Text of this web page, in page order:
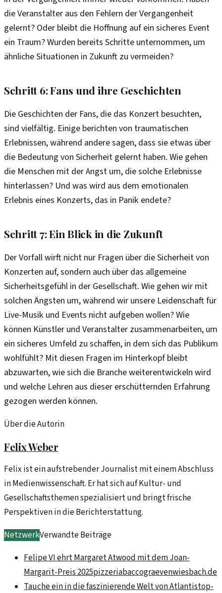
die Veranstalter aus den Fehlern der Vergangenheit
gelernt? Oder bleibt die Hoffnung auf ein sicheres Event
ein Traum? Wurden bereits Schritte unternommen, um
ähnliche Situationen in Zukunft zu vermeiden?
Schritt 6: Fans und ihre Geschichten
Die Geschichten der Fans, die das Konzert besuchten,
sind vielfältig. Einige berichten von traumatischen
Erlebnissen, während andere sagen, dass sie etwas über
die Bedeutung von Sicherheit gelernt haben. Wie gehen
die Menschen mit der Angst um, die solche Erlebnisse
hinterlassen? Und was wird aus dem emotionalen
Erlebnis eines Konzerts, das in Panik endete?
Schritt 7: Ein Blick in die Zukunft
Der Vorfall wirft nicht nur Fragen über die Sicherheit von
Konzerten auf, sondern auch über das allgemeine
Sicherheitsgefühl in der Gesellschaft. Wie gehen wir mit
solchen Ängsten um, während wir unsere Leidenschaft für
Live-Musik und Events nicht aufgeben wollen? Wie
können Künstler und Veranstalter zusammenarbeiten, um
ein sicheres Umfeld zu schaffen, in dem sich das Publikum
wohlfühlt? Mit diesen Fragen im Hinterkopf bleibt
abzuwarten, wie sich die Branche weiterentwickeln wird
und welche Lehren aus dieser erschütternden Erfahrung
gezogen werden können.
Über die Autorin
Felix Weber
Felix ist ein aufstrebender Journalist mit einem Abschluss
in Medienwissenschaft. Er hat sich auf Kultur- und
Gesellschaftsthemen spezialisiert und bringt frische
Perspektiven in die Berichterstattung.
NetzwerkVerwandte Beiträge
Felipe VI ehrt Margaret Atwood mit dem Joan-
Margarit-Preis 2025pizzeriabaccograevenwiesbach.de
Tauche ein in die faszinierende Welt von Atlantistop-